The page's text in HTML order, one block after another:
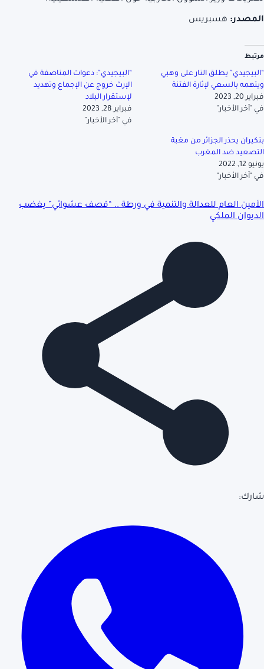
المصدر: هسبريس
مرتبط
“البيجيدي” يطلق النار على وهبي
ويتهمه بالسعي لإثارة الفتنة
فبراير 20, 2023
في "آخر الأخبار"
“البيجيدي”: دعوات المناصفة في
الإرث خروج عن الإجماع وتهديد
لإستقرار البلاد
فبراير 28, 2023
في "آخر الأخبار"
بنكيران يحذر الجزائر من مغبة
التصعيد ضد المغرب
يونيو 12, 2022
في "آخر الأخبار"
الأمين العام للعدالة والتنمية في ورطة .. “قصف عشوائي” يغضب
الديوان الملكي‎‎
شارك: